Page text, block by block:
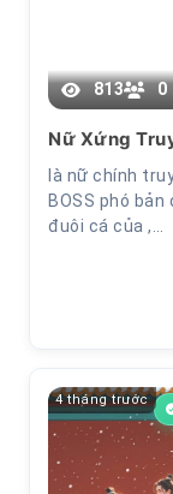
813 0
Nữ Xứng
là nữ chính
BOSS phó
đuôi cá của ,…
4 tháng trước